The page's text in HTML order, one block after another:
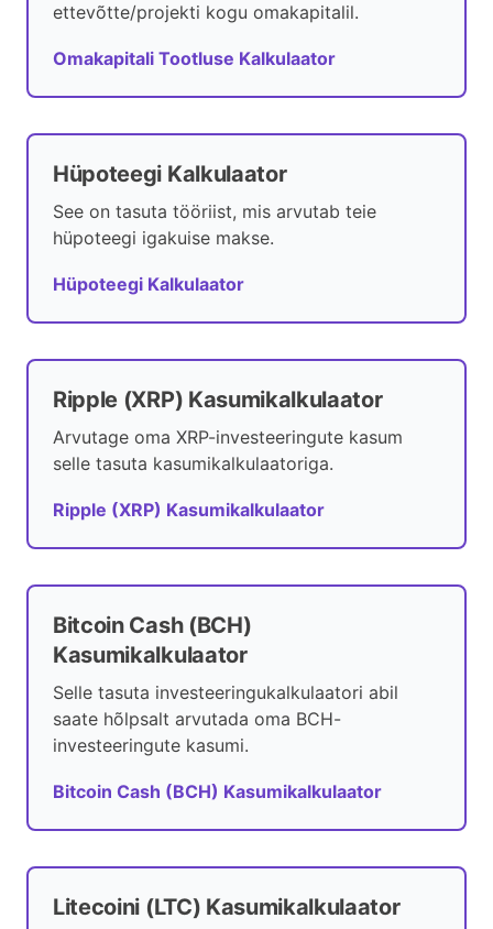
ettevõtte/projekti kogu omakapitalil.
Omakapitali Tootluse Kalkulaator
Hüpoteegi Kalkulaator
See on tasuta tööriist, mis arvutab teie
hüpoteegi igakuise makse.
Hüpoteegi Kalkulaator
Ripple (XRP) Kasumikalkulaator
Arvutage oma XRP-investeeringute kasum
selle tasuta kasumikalkulaatoriga.
Ripple (XRP) Kasumikalkulaator
Bitcoin Cash (BCH)
Kasumikalkulaator
Selle tasuta investeeringukalkulaatori abil
saate hõlpsalt arvutada oma BCH-
investeeringute kasumi.
Bitcoin Cash (BCH) Kasumikalkulaator
Litecoini (LTC) Kasumikalkulaator